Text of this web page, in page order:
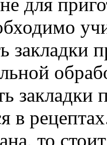
закладки
закладки
в
то